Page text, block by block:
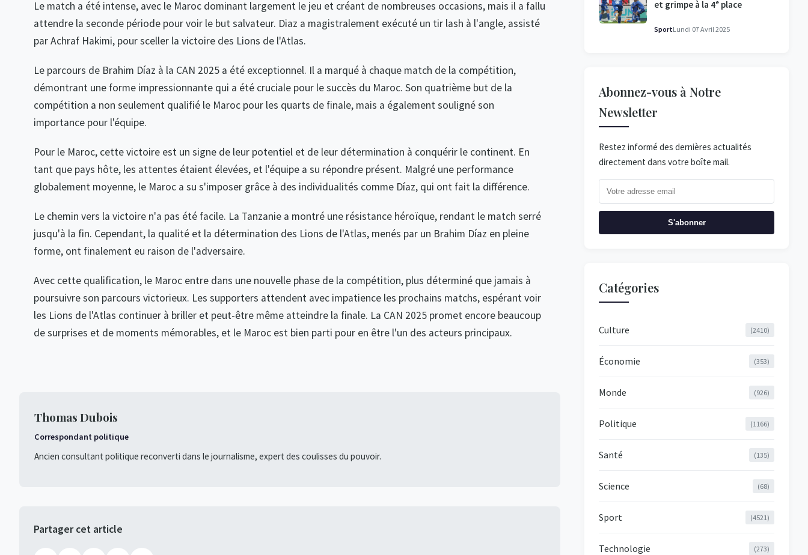
Le match a été intense, avec le Maroc dominant largement le jeu et créant de nombreuses occasions, mais il a fallu
attendre la seconde période pour voir le but salvateur. Diaz a magistralement exécuté un tir lash à l'angle, assisté
par Achraf Hakimi, pour sceller la victoire des Lions de l'Atlas.
Le parcours de Brahim Díaz à la CAN 2025 a été exceptionnel. Il a marqué à chaque match de la compétition,
démontrant une forme impressionnante qui a été cruciale pour le succès du Maroc. Son quatrième but de la
compétition a non seulement qualifié le Maroc pour les quarts de finale, mais a également souligné son
importance pour l'équipe.
Pour le Maroc, cette victoire est un signe de leur potentiel et de leur détermination à conquérir le continent. En
tant que pays hôte, les attentes étaient élevées, et l'équipe a su répondre présent. Malgré une performance
globalement moyenne, le Maroc a su s'imposer grâce à des individualités comme Díaz, qui ont fait la différence.
Le chemin vers la victoire n'a pas été facile. La Tanzanie a montré une résistance héroïque, rendant le match serré
jusqu'à la fin. Cependant, la qualité et la détermination des Lions de l'Atlas, menés par un Brahim Díaz en pleine
forme, ont finalement eu raison de l'adversaire.
Avec cette qualification, le Maroc entre dans une nouvelle phase de la compétition, plus déterminé que jamais à
poursuivre son parcours victorieux. Les supporters attendent avec impatience les prochains matchs, espérant voir
les Lions de l'Atlas continuer à briller et peut-être même atteindre la finale. La CAN 2025 promet encore beaucoup
de surprises et de moments mémorables, et le Maroc est bien parti pour en être l'un des acteurs principaux.
Thomas Dubois
Correspondant politique
Ancien consultant politique reconverti dans le journalisme, expert des coulisses du pouvoir.
Partager cet article
et grimpe à la 4ᵉ place
SportLundi 07 Avril 2025
Abonnez-vous à Notre
Newsletter
Restez informé des dernières actualités
directement dans votre boîte mail.
S'abonner
Catégories
Culture (2410)
Économie (353)
Monde (926)
Politique (1166)
Santé (135)
Science (68)
Sport (4521)
Technologie (273)